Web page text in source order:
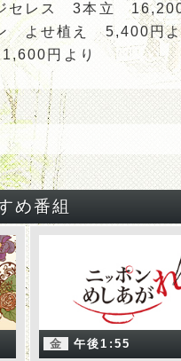
ジセレス 3本立
ン よせ植え 5,400円よ
円より
め番組
金 午後1:55